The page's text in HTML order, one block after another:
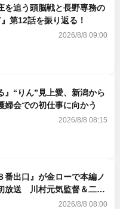
を追う頭脳戦と長野専務の
第12話を振り返る！
2026/8/8 09:00
』“りん”見上愛、新潟から
会での初仕事に向かう
2026/8/8 08:15
番出口』が金ローで本編ノ
放送 川村元気監督＆二宮
2026/8/8 08:00